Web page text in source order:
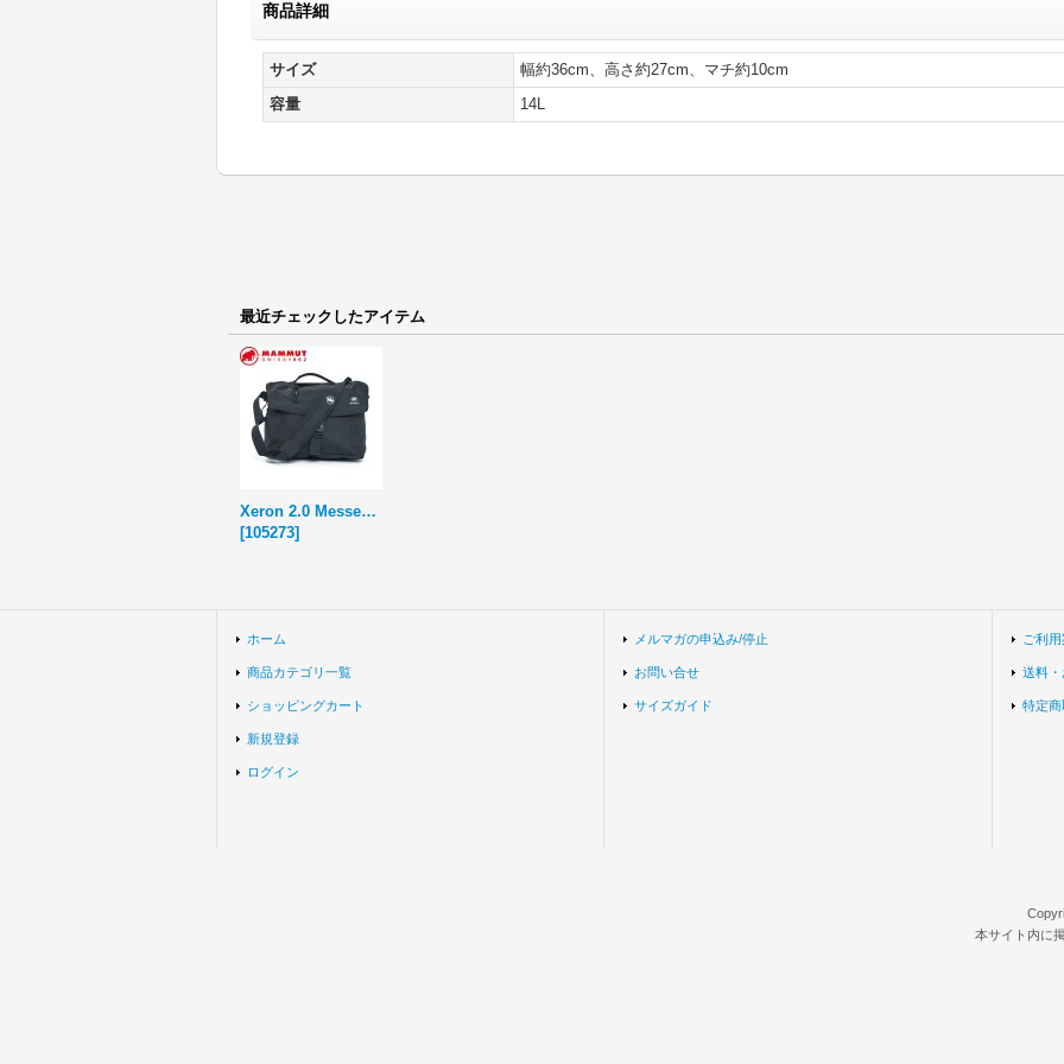
商品詳細
サイズ
幅約36cm、高さ約27cm、マチ約10cm
容量
14L
最近チェックしたアイテム
Xeron 2.0 Messenger JE 14
[105273]
ホーム
商品カテゴリ一覧
ショッピングカート
新規登録
ログイン
メルマガの申込み/停止
お問い合せ
サイズガイド
ご利
送料
特定
本サイト内に